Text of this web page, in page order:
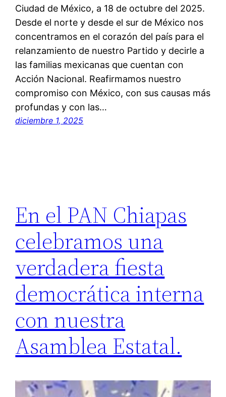
Ciudad de México, a 18 de octubre del 2025.
Desde el norte y desde el sur de México nos
concentramos en el corazón del país para el
relanzamiento de nuestro Partido y decirle a
las familias mexicanas que cuentan con
Acción Nacional. Reafirmamos nuestro
compromiso con México, con sus causas más
profundas y con las…
diciembre 1, 2025
En el PAN Chiapas
celebramos una
verdadera fiesta
democrática interna
con nuestra
Asamblea Estatal.